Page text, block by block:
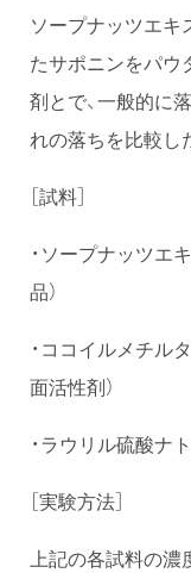
ソープナッツエキ
たサポニンをパウ
剤とで、一般的に
れの落ちを比較し
［試料］
・ソープナッツエ
品）
・ココイルメチル
面活性剤）
・ラウリル硫酸ナ
［実験方法］
上記の各試料の